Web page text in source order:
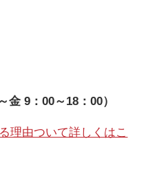
金 9：00～18：00）
理由ついて詳しくはこ